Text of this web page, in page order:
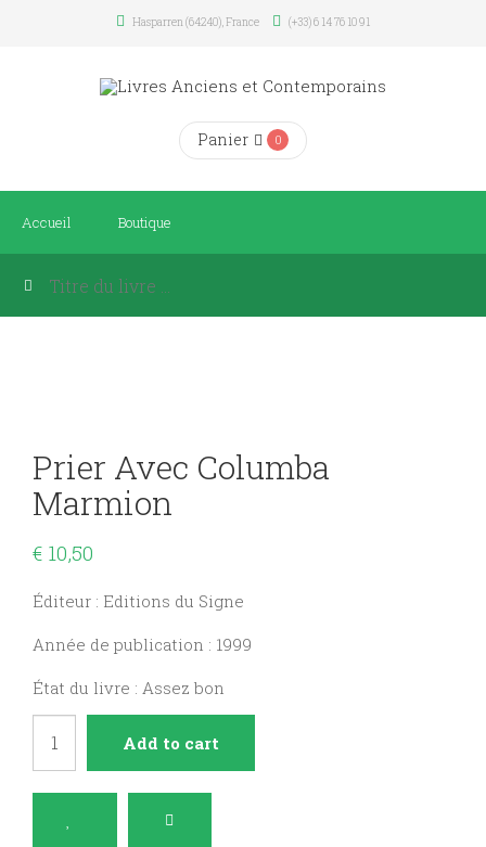
Hasparren (64240), France (+33) 6 14 76 10 91
Panier 0
Accueil Boutique
Prier Avec Columba
Marmion
€ 10,50
Éditeur : Editions du Signe
Année de publication : 1999
État du livre : Assez bon
Columba
Marmion
Add to cart